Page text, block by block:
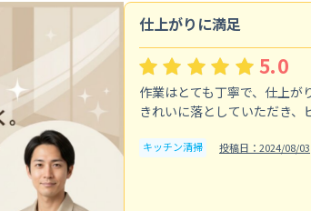
仕上がりに満足
5.0
作業はとても丁寧で、仕上が
きれいに落としていただき、
キッチン清掃 投稿日：2024/08/03